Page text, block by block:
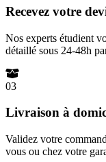
Recevez votre
Nos experts étudient
détaillé sous 24-48h
03
Livraison à
Validez votre
vous ou chez votre